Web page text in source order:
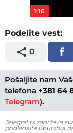
1:16
Podelite vest:
0
Pošaljite nam
telefona +381 64
Telegram).
Telegraf.rs zadržava
pogledajte uputstva